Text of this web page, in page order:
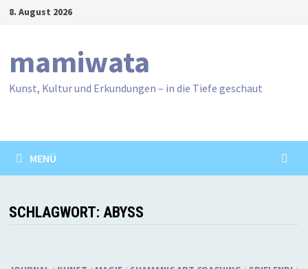
Zum8. August 2026
mamiwata
Kunst, Kultur und Erkundungen – in die Tiefe geschaut
MENÜ
SCHLAGWORT: ABYSS